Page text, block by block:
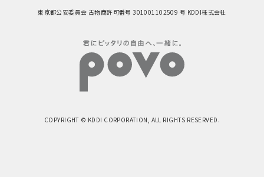
東京都公安委員会 古物商許可番号 301001102509 号 KDDI株式会社
COPYRIGHT © KDDI CORPORATION, ALL RIGHTS RESERVED.